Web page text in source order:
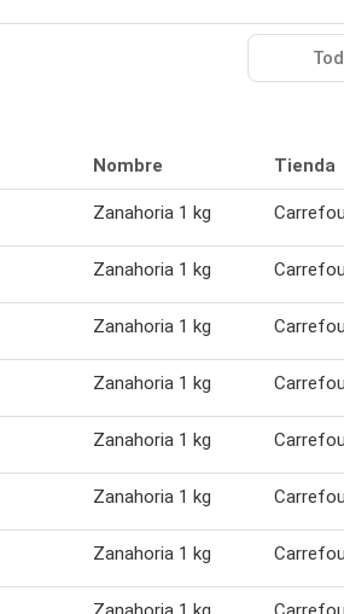
Nombre Tienda
Zanahoria 1 kg
Zanahoria 1 kg
Zanahoria 1 kg
Zanahoria 1 kg
Zanahoria 1 kg
Zanahoria 1 kg
Zanahoria 1 kg